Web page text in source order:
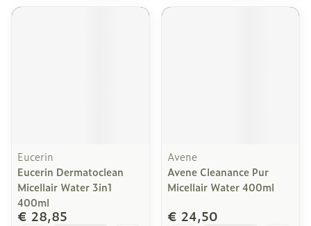
Eucerin
Eucerin Dermatoclean
Micellair Water 3in1
400ml
€ 28,85
Avene
Avene Cleanance Pur
Micellair Water 400ml
€ 24,50